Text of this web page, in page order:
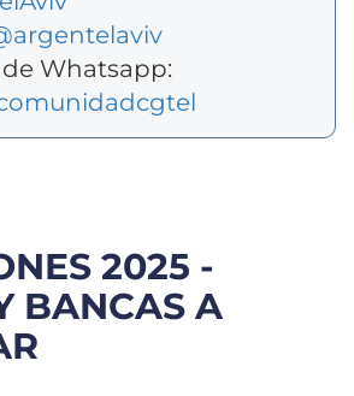
Whatsapp:
2025 -
BANCAS A